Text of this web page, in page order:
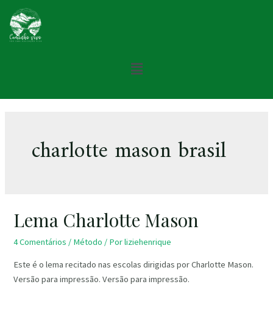
charlotte mason brasil
Lema Charlotte Mason
4 Comentários / Método / Porliziehenrique
Este é o lema recitado nas escolas dirigidas por Charlotte Mason.
Versão para impressão. Versão para impressão.